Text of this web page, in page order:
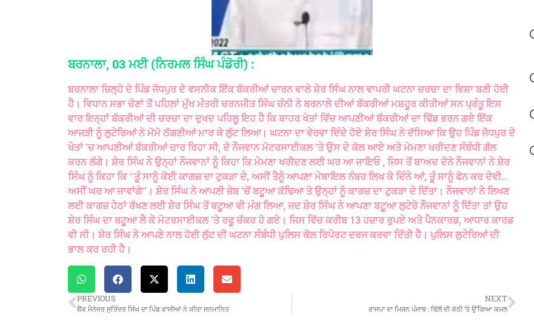
ਬਰਨਾਲਾ, 03 ਮਈ (ਨਿਰਮਲ ਸਿੰਘ ਪੰਡੋਰੀ) :
ਬਰਨਾਲਾ ਜ਼ਿਲ੍ਹੇ ਦੇ ਪਿੰਡ ਜੋਧਪੁਰ ਦੇ ਵਸਨੀਕ ਇੱਕ ਬੱਕਰੀਆਂ ਚਾਰਨ ਵਾਲੇ ਸ਼ੇਰ ਸਿੰਘ ਨਾਲ ਵਾਪਰੀ ਘਟਨਾ ਚਰਚਾ ਦਾ ਵਿਸ਼ਾ ਬਣੀ ਹੋਈ
ਹੈ। ਵਿਧਾਨ ਸਭਾ ਚੋਣਾਂ ਤੋਂ ਪਹਿਲਾਂ ਮੁੱਖ ਮੰਤਰੀ ਚਰਨਜੀਤ ਸਿੰਘ ਚੰਨੀ ਨੇ ਬਰਨਾਲੇ ਦੀਆਂ ਬੱਕਰੀਆਂ ਮਸ਼ਹੂਰ ਕੀਤੀਆਂ ਸਨ ਪ੍ਰੰਤੂ ਇਸ
ਵਾਰ ਇਨ੍ਹਾਂ ਬੱਕਰੀਆਂ ਦੀ ਚਰਚਾ ਦਾ ਦੁਖਦ ਪਹਿਲੂ ਇਹ ਹੈ ਕਿ ਬਾਹਰ ਖੇਤਾਂ ਵਿੱਚ ਆਪਣੀਆਂ ਬੱਕਰੀਆਂ ਦਾ ਢਿੱਡ ਭਰਨ ਗਏ ਇੱਕ
ਆਜੜੀ ਨੂੰ ਲੁਟੇਰਿਆਂ ਨੇ ਮੋਮੋ ਠੱਗਣੀਆਂ ਮਾਰ ਕੇ ਲੁੱਟ ਲਿਆ। ਘਟਨਾ ਦਾ ਵੇਰਵਾ ਦਿੰਦੇ ਹੋਏ ਸ਼ੇਰ ਸਿੰਘ ਨੇ ਦੱਸਿਆ ਕਿ ਉਹ ਪਿੰਡ ਜੋਧਪੁਰ ਦੇ
ਖੇਤਾਂ ’ਚ ਆਪਣੀਆਂ ਬੱਕਰੀਆਂ ਚਾਰ ਰਿਹਾ ਸੀ, ਦੋ ਨੌਜਵਾਨ ਮੋਟਰਸਾਈਕਲ ’ਤੇ ਉਸ ਦੇ ਕੋਲ ਆਏ ਅਤੇ ਮੇਮਣਾ ਖਰੀਦਣ ਸੰਬੰਧੀ ਗੱਲ
ਕਰਨ ਲੱਗੇ। ਸ਼ੇਰ ਸਿੰਘ ਨੇ ਉਨ੍ਹਾਂ ਨੌਜਵਾਨਾਂ ਨੂੰ ਕਿਹਾ ਕਿ ਮੇਮਣਾ ਖਰੀਦਣ ਲਈ ਘਰ ਆ ਜਾਇਓ , ਜਿਸ ਤੋਂ ਬਾਅਦ ਦੋਨੇ ਨੌਜਵਾਨਾਂ ਨੇ ਸ਼ੇਰ
ਸਿੰਘ ਨੂੰ ਕਿਹਾ ਕਿ ‘‘ਤੂੰ ਸਾਨੂੰ ਕੋਈ ਕਾਗਜ਼ ਦਾ ਟੁਕੜਾ ਦੇ, ਅਸੀਂ ਤੈਨੂੰ ਆਪਣਾ ਮੋਬਾਇਲ ਨੰਬਰ ਲਿਖ ਕੇ ਦਿੰਨੇ ਆਂ, ਤੂੰ ਸਾਨੂੰ ਫੋਨ ਕਰ ਦੇਵੀ..
ਅਸੀਂ ਘਰ ਆ ਜਾਵਾਂਗੇ’’। ਸ਼ੇਰ ਸਿੰਘ ਨੇ ਆਪਣੀ ਜ਼ੇਬ ’ਚੋਂ ਬਟੂਆ ਕੱਢਿਆ ਤੇ ਉਨ੍ਹਾਂ ਨੂੰ ਕਾਗਜ਼ ਦਾ ਟੁਕੜਾ ਦੇ ਦਿੱਤਾ। ਨੌਜਵਾਨਾਂ ਨੇ ਲਿਖਣ
ਲਈ ਕਾਗਜ਼ ਹੇਠਾਂ ਰੱਖਣ ਲਈ ਸ਼ੇਰ ਸਿੰਘ ਤੋਂ ਬਟੂਆ ਵੀ ਮੰਗ ਲਿਆ, ਜਦ ਸ਼ੇਰ ਸਿੰਘ ਨੇ ਆਪਣਾ ਬਟੂਆ ਲੁਟੇਰੇ ਨੌਜਵਾਨਾਂ ਨੂੰ ਦਿੱਤਾ ਤਾਂ ਉਹ
ਸ਼ੇਰ ਸਿੰਘ ਦਾ ਬਟੂਆ ਲੈ ਕੇ ਮੋਟਰਸਾਈਕਲ ’ਤੇ ਰਫੂ ਚੱਕਰ ਹੋ ਗਏ। ਜਿਸ ਵਿੱਚ ਕਰੀਬ 13 ਹਜ਼ਾਰ ਰੁਪਏ ਅਤੇ ਪੈਨਕਾਰਡ, ਆਧਾਰ ਕਾਰਡ
ਵੀ ਸੀ। ਸ਼ੇਰ ਸਿੰਘ ਨੇ ਆਪਣੇ ਨਾਲ ਹੋਈ ਲੁੱਟ ਦੀ ਘਟਨਾ ਸੰਬੰਧੀ ਪੁਲਿਸ ਕੋਲ ਰਿਪੋਰਟ ਦਰਜ ਕਰਵਾ ਦਿੱਤੀ ਹੈ। ਪੁਲਿਸ ਲੁਟੇਰਿਆਂ ਦੀ
ਭਾਲ ਕਰ ਰਹੀ ਹੈ।
PREVIOUS
ਬੈਂਕ ਮੈਨੇਜਰ ਸੁਰਿੰਦਰ ਸਿੰਘ ਦਾ ਪਿੰਡ ਵਾਸੀਆਂ ਨੇ ਕੀਤਾ ਸਨਮਾਨਿਤ
NEXT
ਭਾਜਪਾ ਦਾ ਮਿਸ਼ਨ ਪੰਜਾਬ : ਢਿੱਲੋਂ ਦੀ ਕੋਠੀ ’ਤੇ ਉੱਗਿਆ ਕਮਲ